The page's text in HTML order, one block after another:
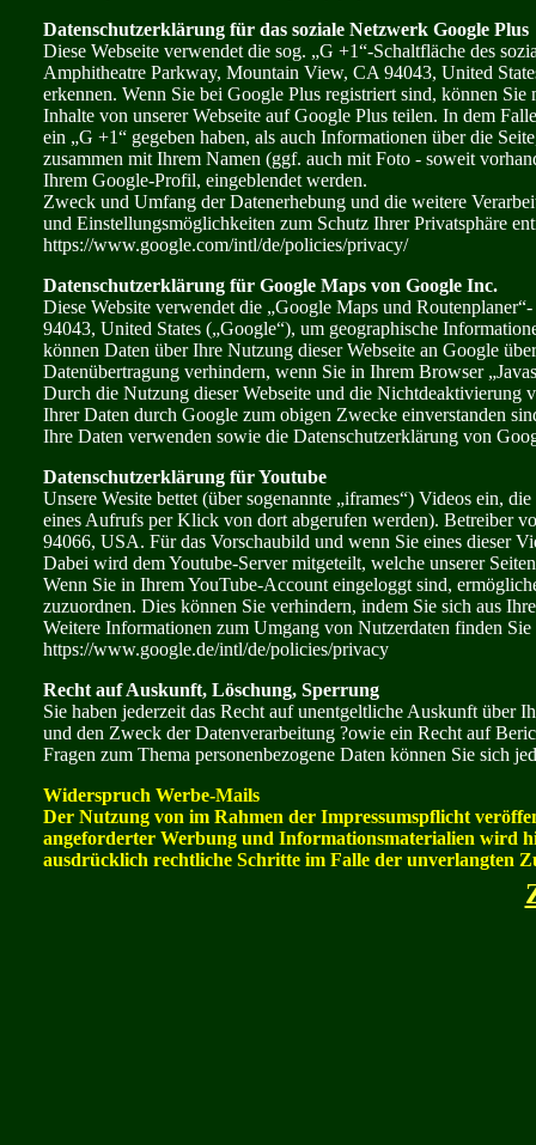
Datenschutzerklärung für das soziale Netzwerk Google Plus
Diese Webseite verwendet die sog. „G +1“-Schaltfläche des
Amphitheatre Parkway, Mountain View, CA 94043, United
erkennen. Wenn Sie bei Google Plus registriert sind, können
Inhalte von unserer Webseite auf Google Plus teilen. In dem
ein „G +1“ gegeben haben, als auch Informationen über die
zusammen mit Ihrem Namen (ggf. auch mit Foto - soweit
Ihrem Google-Profil, eingeblendet werden.
Zweck und Umfang der Datenerhebung und die weitere
und Einstellungsmöglichkeiten zum Schutz Ihrer Privatsphäre
https://www.google.com/intl/de/policies/privacy/
Datenschutzerklärung für Google Maps von Google Inc.
Diese Website verwendet die „Google Maps und
94043, United States („Google“), um geographische
können Daten über Ihre Nutzung dieser Webseite an Google
Datenübertragung verhindern, wenn Sie in Ihrem Browser
Durch die Nutzung dieser Webseite und die Nichtdeaktivierung
Ihrer Daten durch Google zum obigen Zwecke einverstanden
Ihre Daten verwenden sowie die Datenschutzerklärung von
Datenschutzerklärung für Youtube
Unsere Wesite bettet (über sogenannte „iframes“) Videos ein,
eines Aufrufs per Klick von dort abgerufen werden). Betreiber
94066, USA. Für das Vorschaubild und wenn Sie eines dieser
Dabei wird dem Youtube-Server mitgeteilt, welche unserer
Wenn Sie in Ihrem YouTube-Account eingeloggt sind,
zuzuordnen. Dies können Sie verhindern, indem Sie sich aus
Weitere Informationen zum Umgang von Nutzerdaten finden
https://www.google.de/intl/de/policies/privacy
Recht auf Auskunft, Löschung, Sperrung
Sie haben jederzeit das Recht auf unentgeltliche Auskunft über
und den Zweck der Datenverarbeitung ?owie ein Recht auf
Fragen zum Thema personenbezogene Daten können Sie sich
Widerspruch Werbe-Mails
Der Nutzung von im Rahmen der Impressumspflicht
angeforderter Werbung und Informationsmaterialien wird
ausdrücklich rechtliche Schritte im Falle der unverlangten